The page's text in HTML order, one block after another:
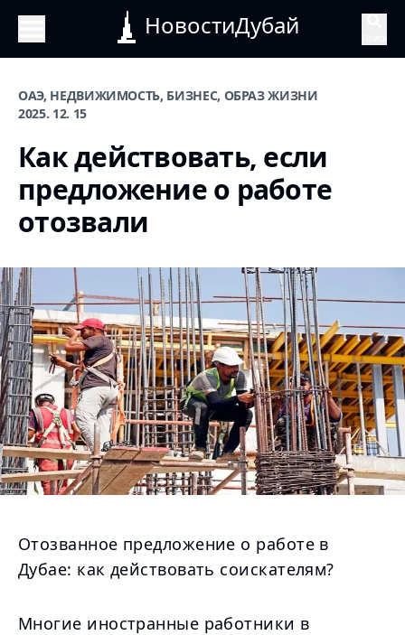
НовостиДубай
ОАЭ, НЕДВИЖИМОСТЬ, БИЗНЕС, ОБРАЗ ЖИЗНИ
2025. 12. 15
Как действовать, если
предложение о работе
отозвали
Отозванное предложение о работе в
Дубае: как действовать соискателям?
Многие иностранные работники в